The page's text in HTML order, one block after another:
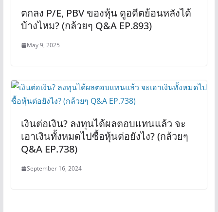
ตกลง P/E, PBV ของหุ้น ดูอดีตย้อนหลังได้
บ้างไหม? (กล้วยๆ Q&A EP.893)
May 9, 2025
เงินต่อเงิน? ลงทุนได้ผลตอบแทนแล้ว จะ
เอาเงินทั้งหมดไปซื้อหุ้นต่อยังไง? (กล้วยๆ
Q&A EP.738)
September 16, 2024